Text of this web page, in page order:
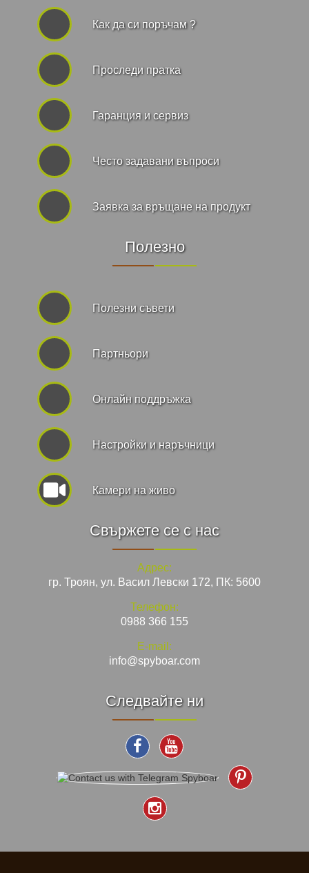
Как да си поръчам ?
Проследи пратка
Гаранция и сервиз
Често задавани въпроси
Заявка за връщане на продукт
Полезно
Полезни съвети
Партньори
Онлайн поддръжка
Hастройки и наръчници
Камери на живо
Свържете се с нас
Адрес:
гр. Троян, ул. Васил Левски 172, ПК: 5600
Телефон:
0988 366 155
E-mail:
info@spyboar.com
Следвайте ни